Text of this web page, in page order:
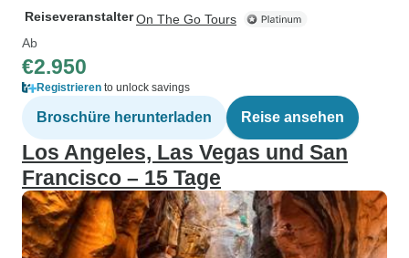
ReiseveranstalterOn The Go Tours
Ab
€2.950
Registrieren to unlock savings
Broschüre herunterladen Reise ansehen
Los Angeles, Las Vegas und San
Francisco – 15 Tage